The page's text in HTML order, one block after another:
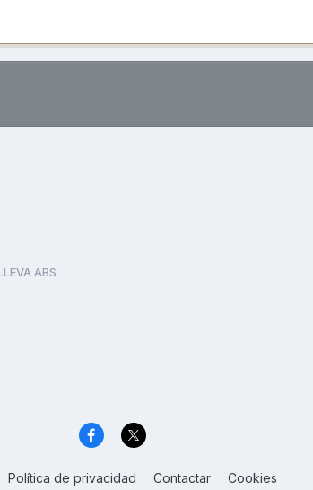
ABS
Política de privacidad Contactar Cookies